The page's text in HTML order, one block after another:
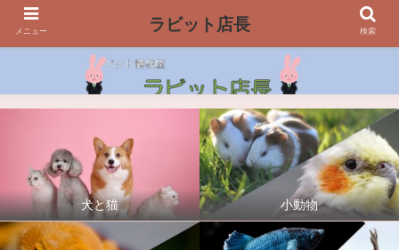
犬と猫 小動物
メニュー ラビット店長 検索